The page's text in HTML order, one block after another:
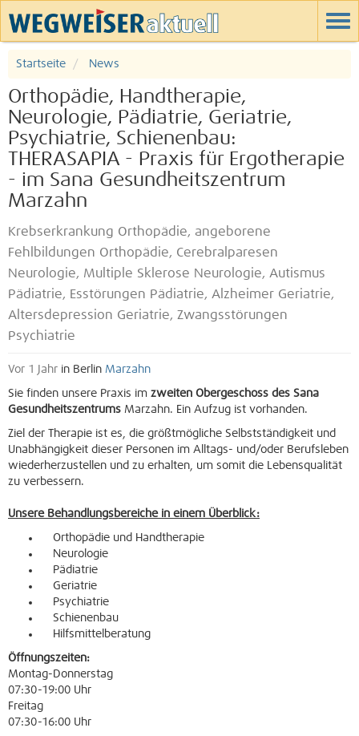
Startseite News
Orthopädie, Handtherapie,
Neurologie, Pädiatrie, Geriatrie,
Psychiatrie, Schienenbau:
THERASAPIA - Praxis für Ergotherapie
- im Sana Gesundheitszentrum
Marzahn
Krebserkrankung Orthopädie, angeborene
Fehlbildungen Orthopädie, Cerebralparesen
Neurologie, Multiple Sklerose Neurologie, Autismus
Pädiatrie, Esstörungen Pädiatrie, Alzheimer Geriatrie,
Altersdepression Geriatrie, Zwangsstörungen
Psychiatrie
Vor 1 Jahr in Berlin Marzahn
Sie finden unsere Praxis im zweiten Obergeschoss des Sana
Gesundheitszentrums Marzahn. Ein Aufzug ist vorhanden.
Ziel der Therapie ist es, die größtmögliche Selbstständigkeit und
Unabhängigkeit dieser Personen im Alltags- und/oder Berufsleben
wiederherzustellen und zu erhalten, um somit die Lebensqualität
zu verbessern.
Unsere Behandlungsbereiche in einem Überblick:
Orthopädie und Handtherapie
Neurologie
Pädiatrie
Geriatrie
Psychiatrie
Schienenbau
Hilfsmittelberatung
Öffnungszeiten:
Montag-Donnerstag
07:30-19:00 Uhr
Freitag
07:30-16:00 Uhr